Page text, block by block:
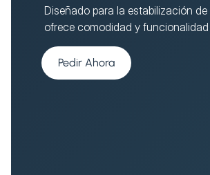
Diseñado para la estabilización
ofrece comodidad y
Pedir Ahora